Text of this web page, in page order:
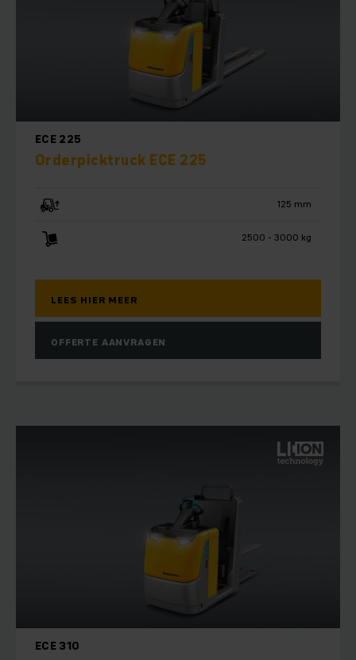
ECE 225
Orderpicktruck ECE 225
125 mm
2500 - 3000 kg
LEES HIER MEER
OFFERTE AANVRAGEN
ECE 310